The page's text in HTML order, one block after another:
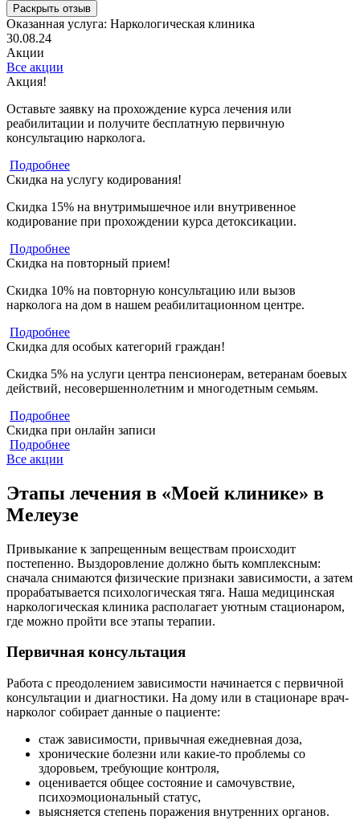
Раскрыть отзыв
Оказанная услуга: Наркологическая клиника
30.08.24
Акции
Все акции
Акция!
Оставьте заявку на прохождение курса лечения или
реабилитации и получите бесплатную первичную
консультацию нарколога.
Подробнее
Скидка на услугу кодирования!
Скидка 15% на внутримышечное или внутривенное
кодирование при прохождении курса детоксикации.
Подробнее
Скидка на повторный прием!
Скидка 10% на повторную консультацию или вызов
нарколога на дом в нашем реабилитационном центре.
Подробнее
Скидка для особых категорий граждан!
Скидка 5% на услуги центра пенсионерам, ветеранам боевых
действий, несовершеннолетним и многодетным семьям.
Подробнее
Скидка при онлайн записи
Подробнее
Все акции
Этапы лечения в «Моей клинике» в
Мелеузе
Привыкание к запрещенным веществам происходит
постепенно. Выздоровление должно быть комплексным:
сначала снимаются физические признаки зависимости, а затем
прорабатывается психологическая тяга. Наша медицинская
наркологическая клиника располагает уютным стационаром,
где можно пройти все этапы терапии.
Первичная консультация
Работа с преодолением зависимости начинается с первичной
консультации и диагностики. На дому или в стационаре врач-
нарколог собирает данные о пациенте:
стаж зависимости, привычная ежедневная доза,
хронические болезни или какие-то проблемы со
здоровьем, требующие контроля,
оценивается общее состояние и самочувствие,
психоэмоциональный статус,
выясняется степень поражения внутренних органов.